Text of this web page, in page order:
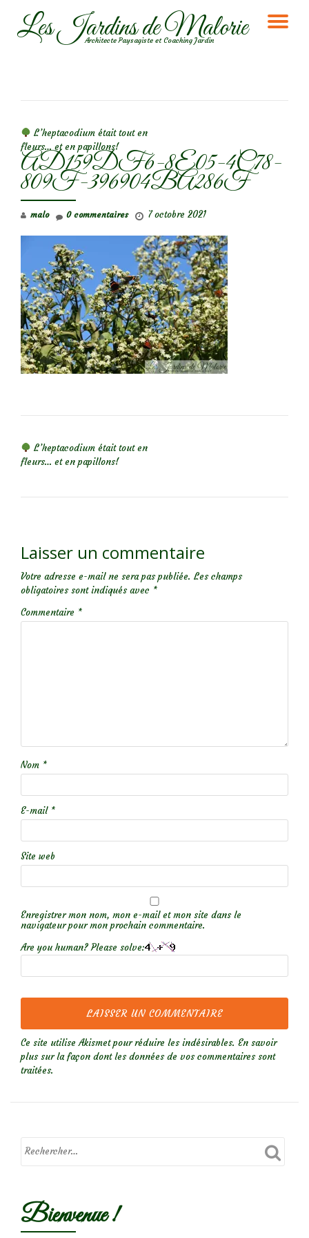
AllerLes Jardins de Malorie
Architecte Paysagiste et Coaching Jardin
L’heptacodium était tout en
fleurs… et en papillons!
AD159DF6-8E05-4C78-
809F-396904BA286F
malo 7 octobre 2021
0 commentaires
L’heptacodium était tout en
fleurs… et en papillons!
Laisser un commentaire
Votre adresse e-mail ne sera pas publiée. Les champs
obligatoires sont indiqués avec *
Commentaire *
Nom *
E-mail *
Site web
Enregistrer mon nom, mon e-mail et mon site dans le
navigateur pour mon prochain commentaire.
Are you human? Please solve:
Ce site utilise Akismet pour réduire les indésirables. En savoir
plus sur la façon dont les données de vos commentaires sont
traitées.
Bienvenue !